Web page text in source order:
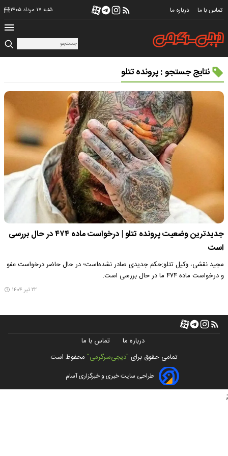
تماس با ما درباره ما شنبه ۱۷ مرداد ۱۴۰۵
نتایج جستجو : پرونده تتلو
جدیدترین وضعیت پرونده تتلو | درخواست ماده ۴۷۴ در حال بررسی
است
مجید نقشی، وکیل تتلو:حکم جدیدی صادر نشده‌است؛ در حال حاضر درخواست عفو
و درخواست ماده ۴۷۴ ما در حال بررسی است.
۲۲ تیر ۱۴۰۴
درباره ما
تماس با ما
تمامی حقوق برای "دیجی‌سرگرمی" محفوظ است
طراحی سایت خبری و خبرگزاری آسام
;